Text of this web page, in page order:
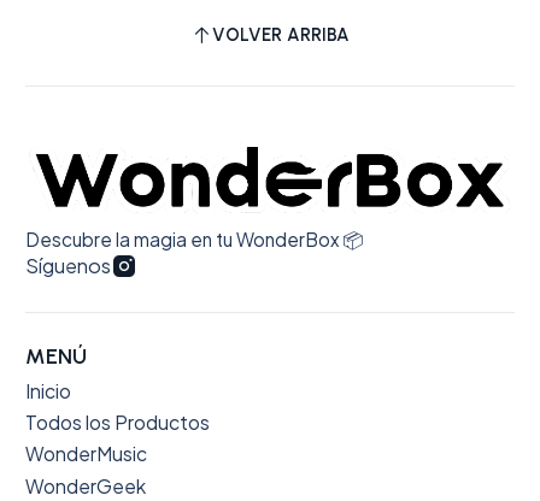
VOLVER ARRIBA
Descubre la magia en tu WonderBox 📦
Síguenos
MENÚ
Inicio
Todos los Productos
WonderMusic
WonderGeek